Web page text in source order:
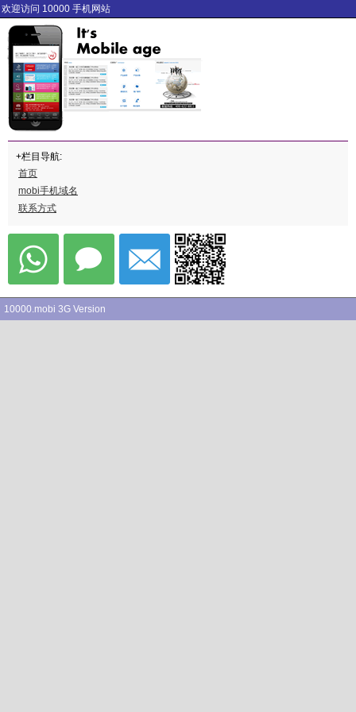
欢迎访问 10000 手机网站
+栏目导航:
首页
mobi手机域名
联系方式
10000.mobi 3G Version